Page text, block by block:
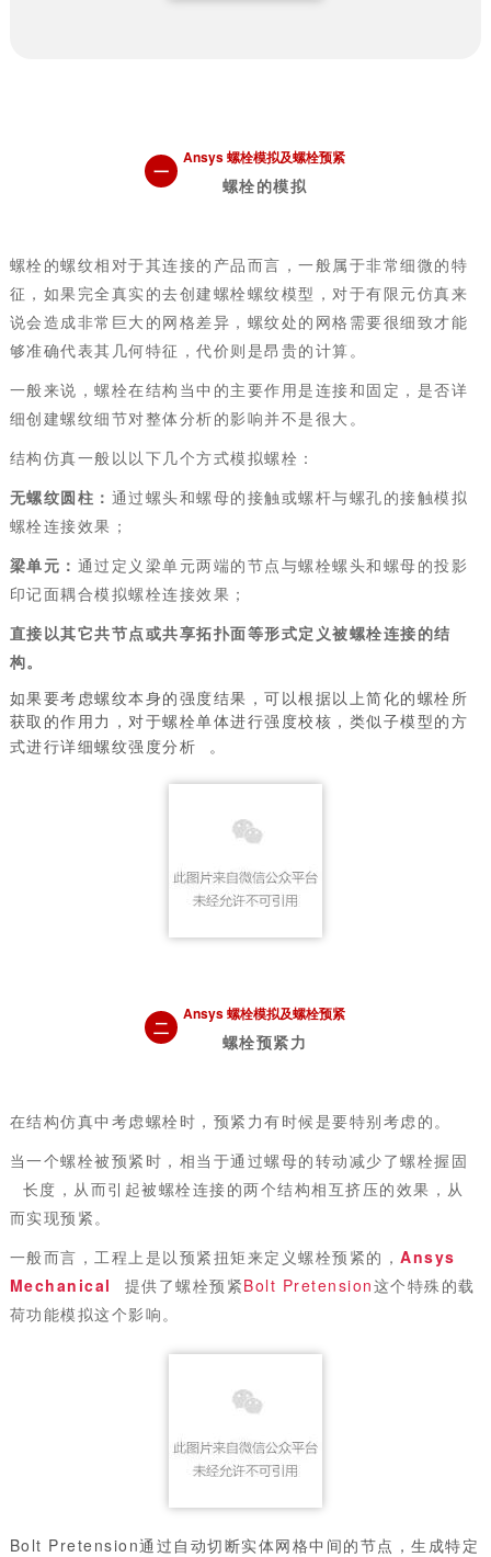
一
Ansys螺栓模拟及螺栓预紧
螺栓的模拟
螺栓的螺纹相对于其连接的产品而言，一般属于非常细微的特
征，如果完全真实的去创建螺栓螺纹模型，对于有限元仿真来
说会造成非常巨大的网格差异，螺纹处的网格需要很细致才能
够准确代表其几何特征，代价则是昂贵的计算。
一般来说，螺栓在结构当中的主要作用是连接和固定，是否详
细创建螺纹细节对整体分析的影响并不是很大。
结构仿真一般以以下几个方式模拟螺栓：
无螺纹圆柱： 通过螺头和螺母的接触或螺杆与螺孔的接触模拟
螺栓连接效果；
梁单元： 通过定义梁单元两端的节点与螺栓螺头和螺母的投影
印记面耦合模拟螺栓连接效果；
直接以其它共节点或共享拓扑面等形式定义被螺栓连接的结
构。
如果要考虑螺纹本身的强度结果，可以根据以上简化的螺栓所
获取的作用力，对于螺栓单体进行强度校核，类似子模型的方
式进行详细螺纹强度分析 。
二
Ansys螺栓模拟及螺栓预紧
螺栓预紧力
在结构仿真中考虑螺栓时，预紧力有时候是要特别考虑的。
当一个螺栓被预紧时，相当于通过螺母的转动减少了螺栓握固
长度，从而引起被螺栓连接的两个结构相互挤压的效果，从
而实现预紧。
一般而言，工程上是以预紧扭矩来定义螺栓预紧的，Ansys
Mechanical
提供了螺栓预紧Bolt Pretension这个特殊的载
荷功能模拟这个影响。
Bolt Pretension通过自动切断实体网格中间的节点，生成特定